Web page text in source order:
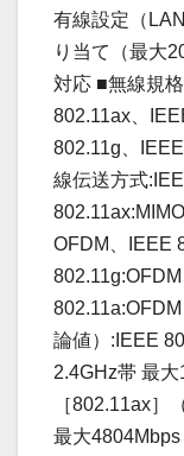
有線設定（
り当て（最大
対応 ■無線規
802.11ax、
802.11g、
線伝送方式
OFDM、IEEE
論値）:IEEE
2.4GHz帯 最
［802.11ax］
最大